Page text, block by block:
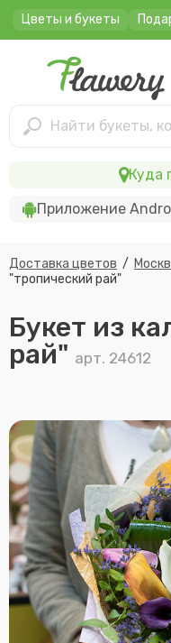
Цветы и букеты
Найти букеты,
Приложение
Куда
Доставка цветов /
"тропический рай"
Букет из калл "тропический
рай" арт. 24612